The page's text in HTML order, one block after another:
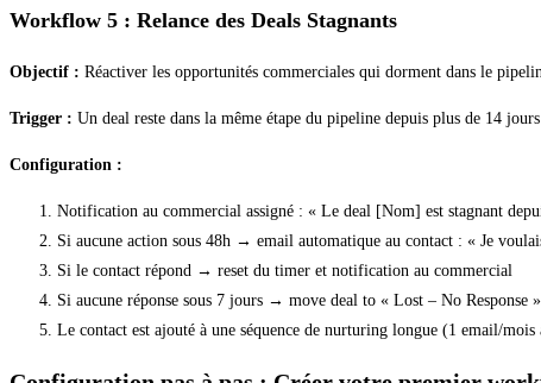
Workflow 5 : Relance des Deals Stagnants
Objectif : Réactiver les opportunités commerciales qui dorment dans le
Trigger : Un deal reste dans la même étape du pipeline depuis plus de 14
Configuration :
Notification au commercial assigné : « Le deal [Nom] est stagnant
Si aucune action sous 48h → email automatique au contact : « Je
Si le contact répond → reset du timer et notification au commercial
Si aucune réponse sous 7 jours → move deal to « Lost – No Response
Le contact est ajouté à une séquence de nurturing longue (1 email/mois